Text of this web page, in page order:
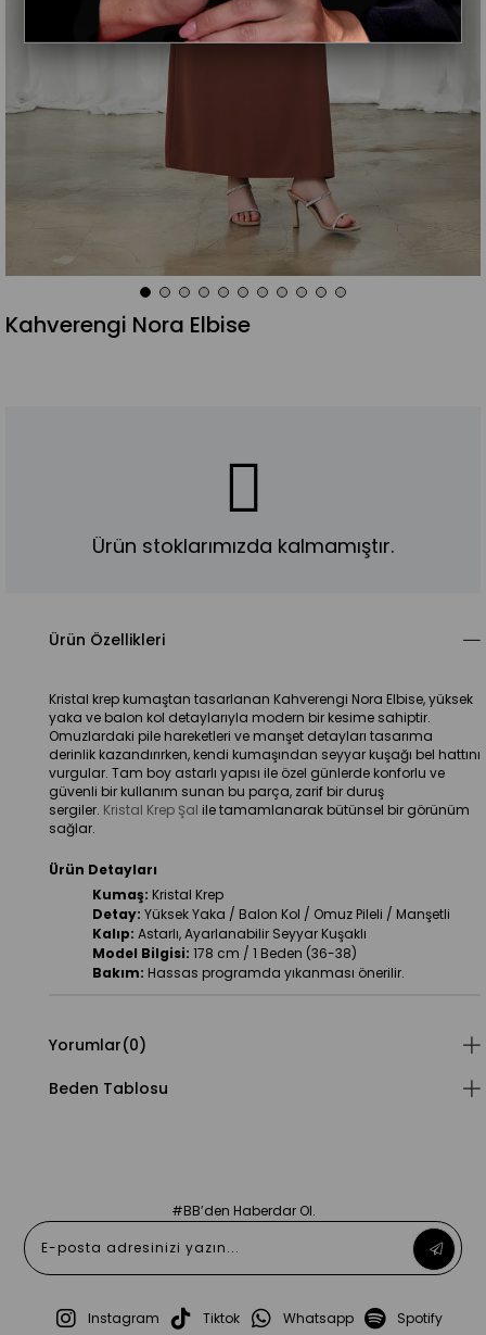
Kahverengi Nora Elbise
Ürün stoklarımızda kalmamıştır.
Ürün Özellikleri
Kristal krep kumaştan tasarlanan Kahverengi Nora Elbise, yüksek
yaka ve balon kol detaylarıyla modern bir kesime sahiptir.
Omuzlardaki pile hareketleri ve manşet detayları tasarıma
derinlik kazandırırken, kendi kumaşından seyyar kuşağı bel hattını
vurgular. Tam boy astarlı yapısı ile özel günlerde konforlu ve
güvenli bir kullanım sunan bu parça, zarif bir duruş
sergiler. Kristal Krep Şal ile tamamlanarak bütünsel bir görünüm
sağlar.
Ürün Detayları
Kumaş: Kristal Krep
Detay: Yüksek Yaka / Balon Kol / Omuz Pileli / Manşetli
Kalıp: Astarlı, Ayarlanabilir Seyyar Kuşaklı
Model Bilgisi: 178 cm / 1 Beden (36-38)
Bakım: Hassas programda yıkanması önerilir.
Yorumlar(0)
Beden Tablosu
#BB’den Haberdar Ol.
Instagram Tiktok Whatsapp Spotify